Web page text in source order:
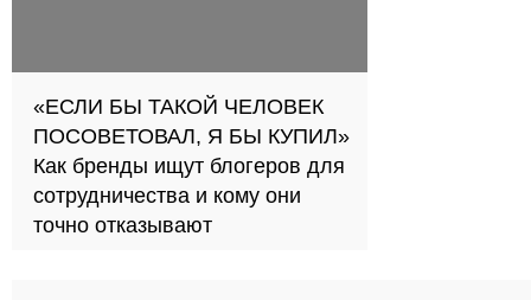
«ЕСЛИ БЫ ТАКОЙ ЧЕЛОВЕК
ПОСОВЕТОВАЛ, Я БЫ КУПИЛ»
Как бренды ищут блогеров для
сотрудничества и кому они
точно отказывают